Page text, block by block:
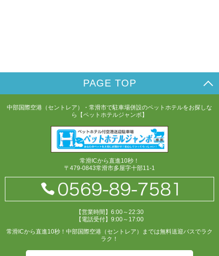
PAGE TOP
中部国際空港（セントレア）・常滑市で駐車場併設のペットホテルをお探しな
ら【ペットホテルジャンボ】
常滑ICから直進10秒！
〒479-0843常滑市多屋字十部11-1
【営業時間】6:00～22:30
【電話受付】9:00～17:00
常滑ICから直進10秒！中部国際空港（セントレア）までは無料送迎バスでラク
ラク！